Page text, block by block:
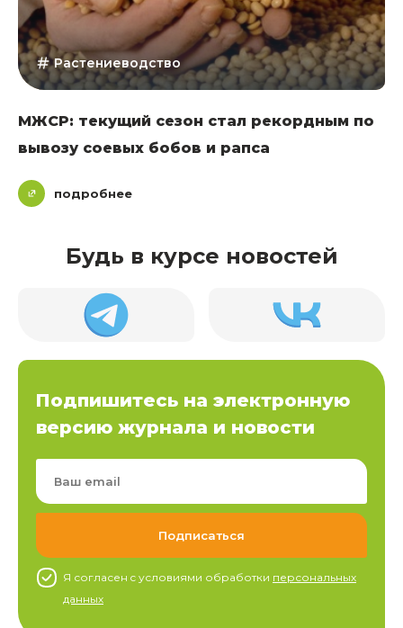
Растениеводство
МЖСР: текущий сезон стал рекордным по
вывозу соевых бобов и рапса
подробнее
Будь в курсе новостей
Подпишитесь на электронную
версию журнала и новости
Я согласен c условиями обработки персональных
данных